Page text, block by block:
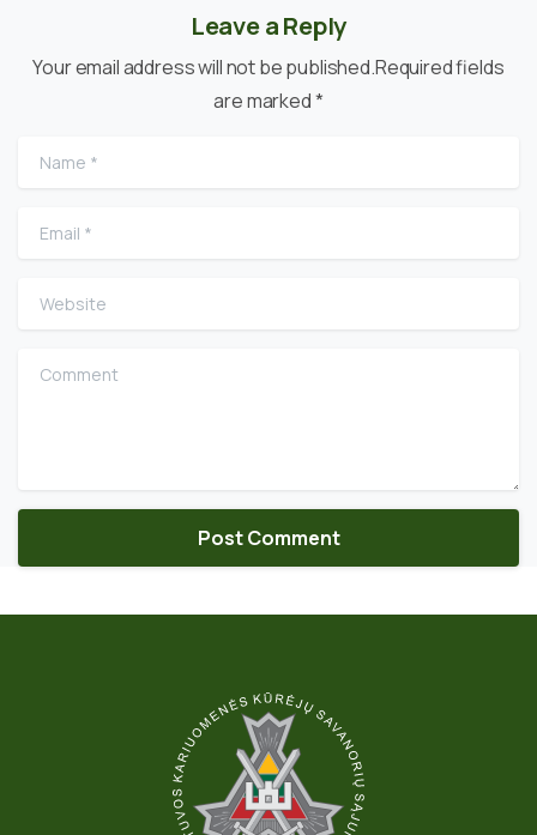
Leave a Reply
Your email address will not be published.Required fields
are marked *
Name
Email
Website
Comment